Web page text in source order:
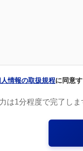
情報の取扱規程に同意
は1分程度で完了し